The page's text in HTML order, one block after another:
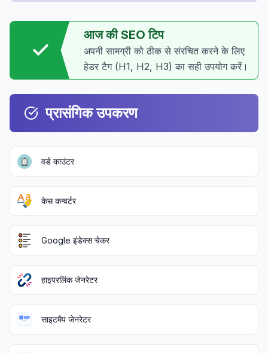
आज की SEO टिप
अपनी सामग्री को ठीक से संरचित करने के लिए
हेडर टैग (H1, H2, H3) का सही उपयोग करें।
प्रासंगिक उपकरण
वर्ड काउंटर
केस कन्वर्टर
Google इंडेक्स चेकर
हाइपरलिंक जेनरेटर
साइटमैप जेनरेटर